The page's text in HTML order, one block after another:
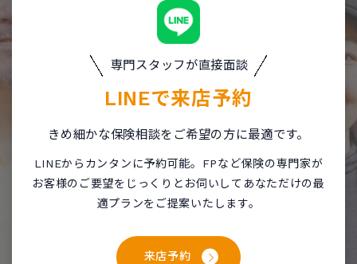
専門スタッフが直接面談
LINEで来店予約
きめ細かな保険相談をご希望の方に最適です。
LINEからカンタンに予約可能。FPなど保険の専門家が
お客様のご要望をじっくりとお伺いしてあなただけの最
適プランをご提案いたします。
来店予約